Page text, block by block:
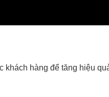
hàng để tăng hiệu